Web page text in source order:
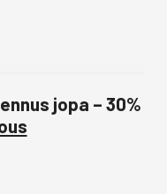
jopa – 30%